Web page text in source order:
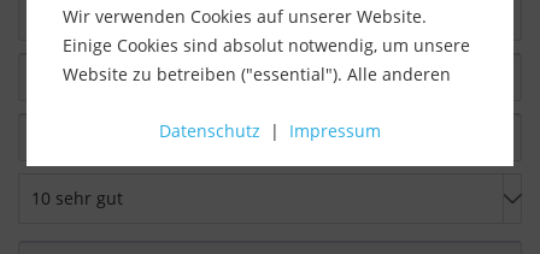
Wir verwenden Cookies auf unserer Website.
Einige Cookies sind absolut notwendig, um unsere
Website zu betreiben ("essential"). Alle anderen
Verwendung zustimmen (z. B. für Google Maps).
Akkordeon-Elementen können Sie wählen, ob Sie
Datenschutz | Impressum